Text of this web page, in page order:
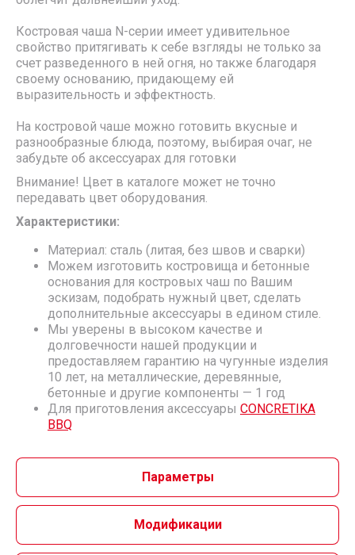
Костровая чаша N-серии имеет удивительное
свойство притягивать к себе взгляды не только за
счет разведенного в ней огня, но также благодаря
своему основанию, придающему ей
выразительность и эффектность.
На костровой чаше можно готовить вкусные и
разнообразные блюда, поэтому, выбирая очаг, не
забудьте об аксессуарах для готовки
Внимание! Цвет в каталоге может не точно
передавать цвет оборудования.
Характеристики:
Материал: сталь (литая, без швов и сварки)
Можем изготовить костровища и бетонные
основания для костровых чаш по Вашим
эскизам, подобрать нужный цвет, сделать
дополнительные аксессуары в едином стиле.
Мы уверены в высоком качестве и
долговечности нашей продукции и
предоставляем гарантию на чугунные изделия
10 лет, на металлические, деревянные,
бетонные и другие компоненты — 1 год
Для приготовления аксессуары СONCRETIKA
BBQ
Параметры
Модификации